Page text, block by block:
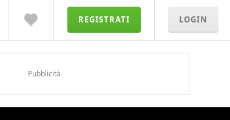
REGISTRATI LOGIN
Pubblicità